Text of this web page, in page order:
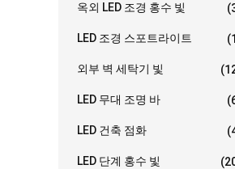
옥외 LED 조경 홍수 빛
LED 조경 스포트라이트
외부 벽 세탁기 빛
LED 무대 조명 바
LED 건축 점화
LED 단계 홍수 빛